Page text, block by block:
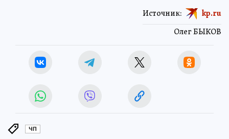
Олег БЫКОВ
Источник: kp.ru
ЧП